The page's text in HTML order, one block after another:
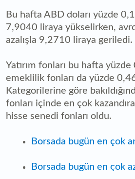
Bu hafta ABD doları yüzde
7,9040 liraya yükselirken,
azalışla 9,2710 liraya geriledi.
Yatırım fonları bu hafta
emeklilik fonları da yüzde
Kategorilerine göre
fonları içinde en çok
hisse senedi fonları oldu.
Borsada bugün en çok
Borsada bugün en çok